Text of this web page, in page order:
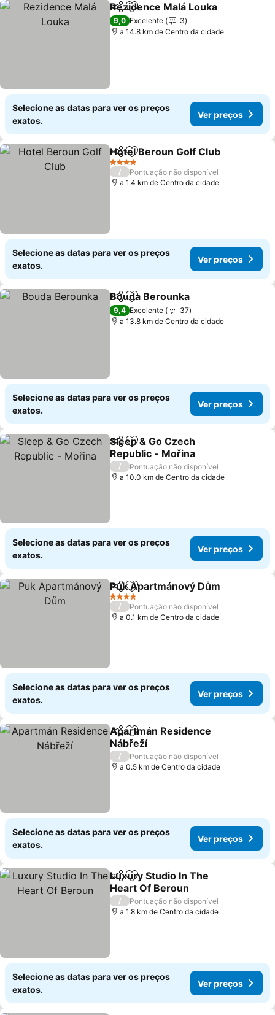
PartilharAdicionar aos favoritos
Rezidence Malá Louka
9,0 Excelente
3
a 14.8 km de Centro da cidade
Selecione as datas para ver os preços
exatos.
Ver preços
PartilharAdicionar aos favoritos
Hotel Beroun Golf Club
4 Estrelas
/
Pontuação não disponível
a 1.4 km de Centro da cidade
Selecione as datas para ver os preços
exatos.
Ver preços
PartilharAdicionar aos favoritos
Bouda Berounka
9,4 Excelente
37
a 13.8 km de Centro da cidade
Selecione as datas para ver os preços
exatos.
Ver preços
PartilharAdicionar aos favoritos
Sleep & Go Czech
Republic - Mořina
/
Pontuação não disponível
a 10.0 km de Centro da cidade
Selecione as datas para ver os preços
exatos.
Ver preços
PartilharAdicionar aos favoritos
Puk Apartmánový Dům
4 Estrelas
/
Pontuação não disponível
a 0.1 km de Centro da cidade
Selecione as datas para ver os preços
exatos.
Ver preços
PartilharAdicionar aos favoritos
Apartmán Residence
Nábřeží
/
Pontuação não disponível
a 0.5 km de Centro da cidade
Selecione as datas para ver os preços
exatos.
Ver preços
PartilharAdicionar aos favoritos
Luxury Studio In The
Heart Of Beroun
/
Pontuação não disponível
a 1.8 km de Centro da cidade
Selecione as datas para ver os preços
exatos.
Ver preços